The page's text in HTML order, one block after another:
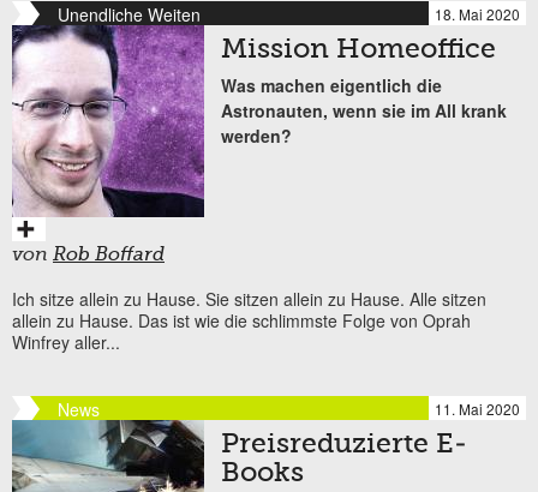
Unendliche Weiten 18. Mai 2020
Mission Homeoffice
Was machen eigentlich die
Astronauten, wenn sie im All krank
werden?
von Rob Boffard
Ich sitze allein zu Hause. Sie sitzen allein zu Hause. Alle sitzen
allein zu Hause. Das ist wie die schlimmste Folge von Oprah
Winfrey aller...
News 11. Mai 2020
Preisreduzierte E-
Books